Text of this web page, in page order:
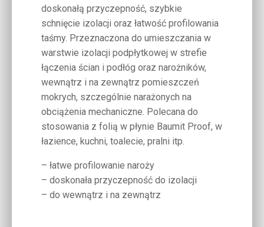
doskonałą przyczepność, szybkie
schnięcie izolacji oraz łatwość profilowania
taśmy. Przeznaczona do umieszczania w
warstwie izolacji podpłytkowej w strefie
łączenia ścian i podłóg oraz narożników,
wewnątrz i na zewnątrz pomieszczeń
mokrych, szczególnie narażonych na
obciążenia mechaniczne. Polecana do
stosowania z folią w płynie Baumit Proof, w
łazience, kuchni, toalecie, pralni itp.
– łatwe profilowanie naroży
– doskonała przyczepność do izolacji
– do wewnątrz i na zewnątrz